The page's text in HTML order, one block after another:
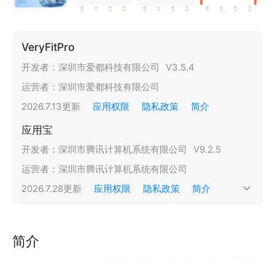
VeryFitPro
开发者： 深圳市爱都科技有限公司 V3.5.4
运营者： 深圳市爱都科技有限公司
2026.7.13更新 应用权限 隐私政策 简介
应用宝
开发者： 深圳市腾讯计算机系统有限公司 V9.2.5
运营者： 深圳市腾讯计算机系统有限公司
2026.7.28更新 应用权限 隐私政策 简介
简介